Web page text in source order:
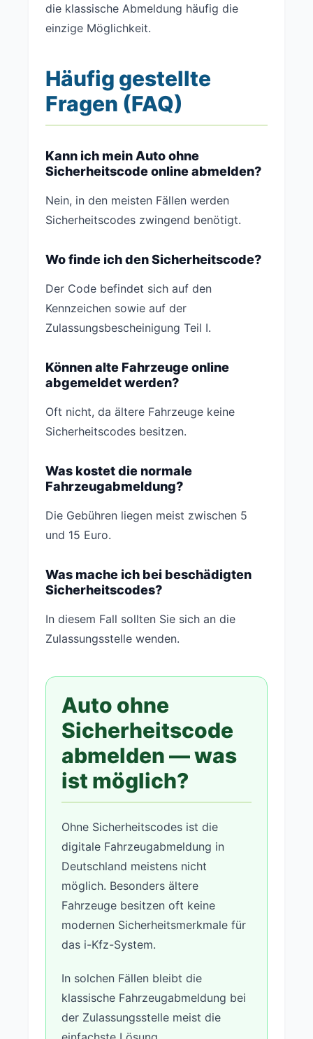
die klassische Abmeldung häufig die
einzige Möglichkeit.
Häufig gestellte
Fragen (FAQ)
Kann ich mein Auto ohne
Sicherheitscode online abmelden?
Nein, in den meisten Fällen werden
Sicherheitscodes zwingend benötigt.
Wo finde ich den Sicherheitscode?
Der Code befindet sich auf den
Kennzeichen sowie auf der
Zulassungsbescheinigung Teil I.
Können alte Fahrzeuge online
abgemeldet werden?
Oft nicht, da ältere Fahrzeuge keine
Sicherheitscodes besitzen.
Was kostet die normale
Fahrzeugabmeldung?
Die Gebühren liegen meist zwischen 5
und 15 Euro.
Was mache ich bei beschädigten
Sicherheitscodes?
In diesem Fall sollten Sie sich an die
Zulassungsstelle wenden.
Auto ohne
Sicherheitscode
abmelden — was
ist möglich?
Ohne Sicherheitscodes ist die
digitale Fahrzeugabmeldung in
Deutschland meistens nicht
möglich. Besonders ältere
Fahrzeuge besitzen oft keine
modernen Sicherheitsmerkmale für
das i-Kfz-System.
In solchen Fällen bleibt die
klassische Fahrzeugabmeldung bei
der Zulassungsstelle meist die